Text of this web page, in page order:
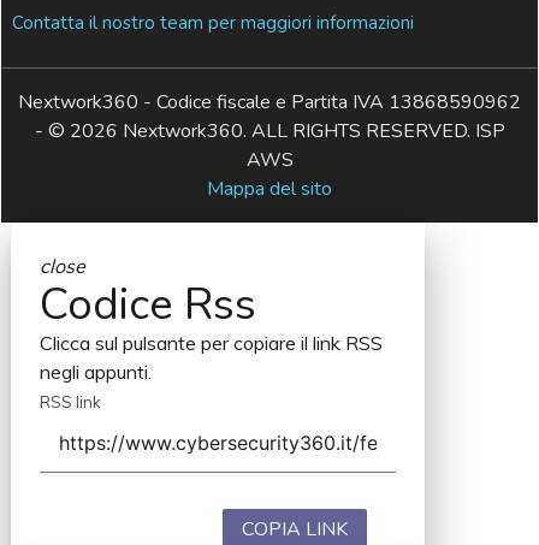
Contatta il nostro team per maggiori informazioni
Nextwork360 - Codice fiscale e Partita IVA 13868590962
- © 2026 Nextwork360. ALL RIGHTS RESERVED. ISP
AWS
Mappa del sito
close
Codice Rss
Clicca sul pulsante per copiare il link RSS
negli appunti.
RSS link
COPIA LINK